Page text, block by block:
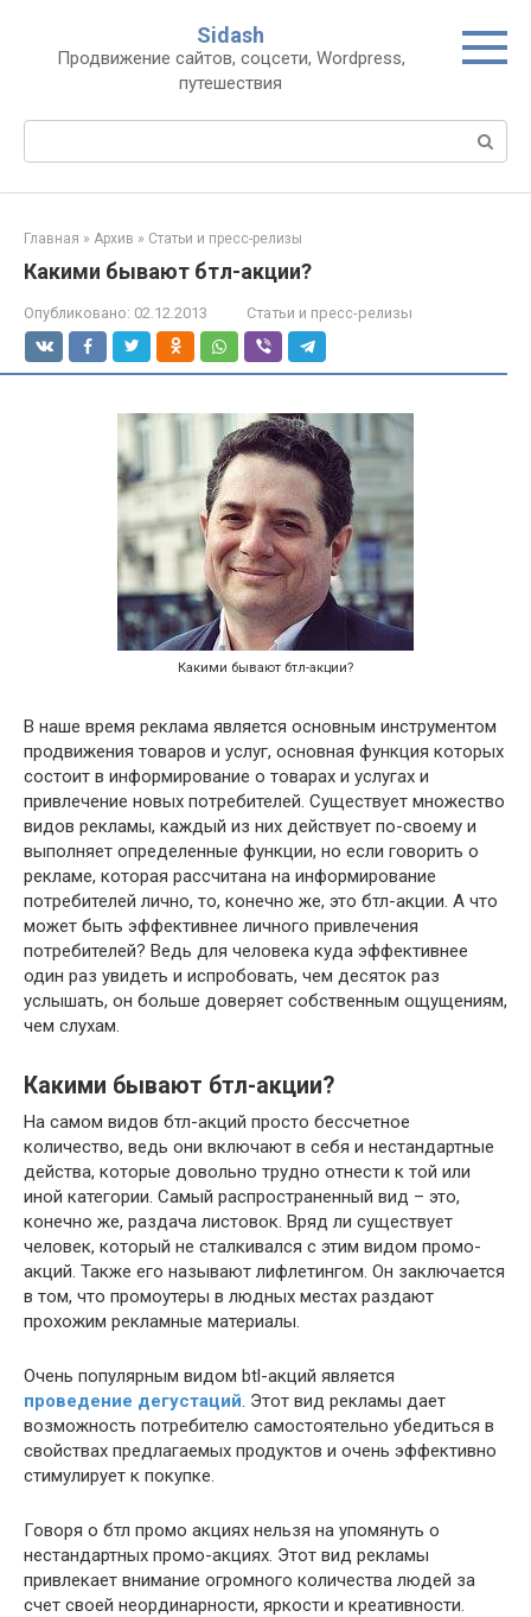
контенту
Sidash
Продвижение сайтов, соцсети, Wordpress,
путешествия
Главная » Архив » Статьи и пресс-релизы
Какими бывают бтл-акции?
Опубликовано: 02.12.2013 Статьи и пресс-релизы
Какими бывают бтл-акции?
В наше время реклама является основным инструментом
продвижения товаров и услуг, основная функция которых
состоит в информирование о товарах и услугах и
привлечение новых потребителей. Существует множество
видов рекламы, каждый из них действует по-своему и
выполняет определенные функции, но если говорить о
рекламе, которая рассчитана на информирование
потребителей лично, то, конечно же, это бтл-акции. А что
может быть эффективнее личного привлечения
потребителей? Ведь для человека куда эффективнее
один раз увидеть и испробовать, чем десяток раз
услышать, он больше доверяет собственным ощущениям,
чем слухам.
Какими бывают бтл-акции?
На самом видов бтл-акций просто бессчетное
количество, ведь они включают в себя и нестандартные
действа, которые довольно трудно отнести к той или
иной категории. Самый распространенный вид – это,
конечно же, раздача листовок. Вряд ли существует
человек, который не сталкивался с этим видом промо-
акций. Также его называют лифлетингом. Он заключается
в том, что промоутеры в людных местах раздают
прохожим рекламные материалы.
Очень популярным видом btl-акций является
проведение дегустаций. Этот вид рекламы дает
возможность потребителю самостоятельно убедиться в
свойствах предлагаемых продуктов и очень эффективно
стимулирует к покупке.
Говоря о бтл промо акциях нельзя на упомянуть о
нестандартных промо-акциях. Этот вид рекламы
привлекает внимание огромного количества людей за
счет своей неординарности, яркости и креативности.